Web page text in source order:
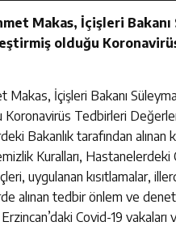
Makas, İçişleri
olduğu
Makas, İçişleri Bakanı
Tedbirleri
Bakanlık tarafından alınan
Kuralları, Hastanelerdeki
uygulanan kısıtlamalar,
alınan tedbir önlem ve
Covid-19 vakaları